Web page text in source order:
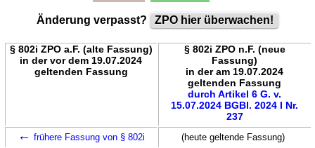
Änderung verpasst? ZPO hier überwachen!
§ 802i ZPO a.F. (alte Fassung)
in der vor dem 19.07.2024
geltenden Fassung
§ 802i ZPO n.F. (neue
Fassung)
in der am 19.07.2024
geltenden Fassung
durch Artikel 6 G. v.
15.07.2024 BGBl. 2024 I Nr.
237
← frühere Fassung von § 802i (heute geltende Fassung)